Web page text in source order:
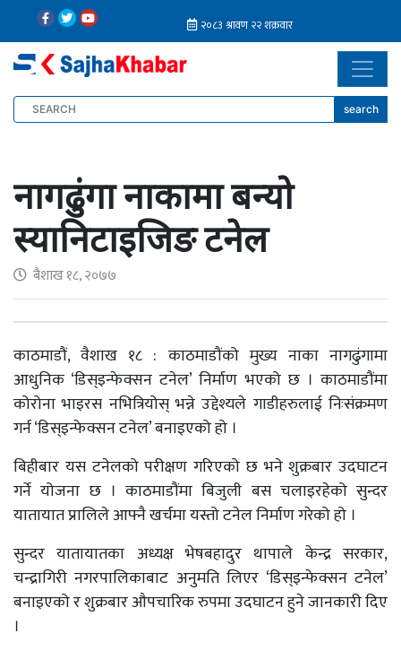
search
नागढुंगा नाकामा बन्यो
स्यानिटाइजिङ टनेल
बैशाख १८, २०७७
काठमाडौं, वैशाख १८ : काठमाडौंको मुख्य नाका नागढुंगामा
आधुनिक ‘डिस्इन्फेक्सन टनेल’ निर्माण भएको छ । काठमाडौंमा
कोरोना भाइरस नभित्रियोस् भन्ने उद्देश्यले गाडीहरुलाई निःसंक्रमण
गर्न ‘डिस्इन्फेक्सन टनेल’ बनाइएको हो ।
बिहीबार यस टनेलको परीक्षण गरिएको छ भने शुक्रबार उदघाटन
गर्ने योजना छ । काठमाडौंमा बिजुली बस चलाइरहेको सुन्दर
यातायात प्रालिले आफ्नै खर्चमा यस्तो टनेल निर्माण गरेको हो ।
सुन्दर यातायातका अध्यक्ष भेषबहादुर थापाले केन्द्र सरकार,
चन्द्रागिरी नगरपालिकाबाट अनुमति लिएर ‘डिस्इन्फेक्सन टनेल’
बनाइएको र शुक्रबार औपचारिक रुपमा उदघाटन हुने जानकारी दिए
।